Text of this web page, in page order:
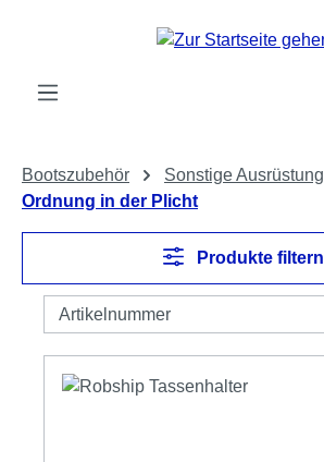
Zum Hauptinhalt springen
Bootszubehör
Sonstige Ausrüstung
Ordnung in der Plicht
Produkte filtern